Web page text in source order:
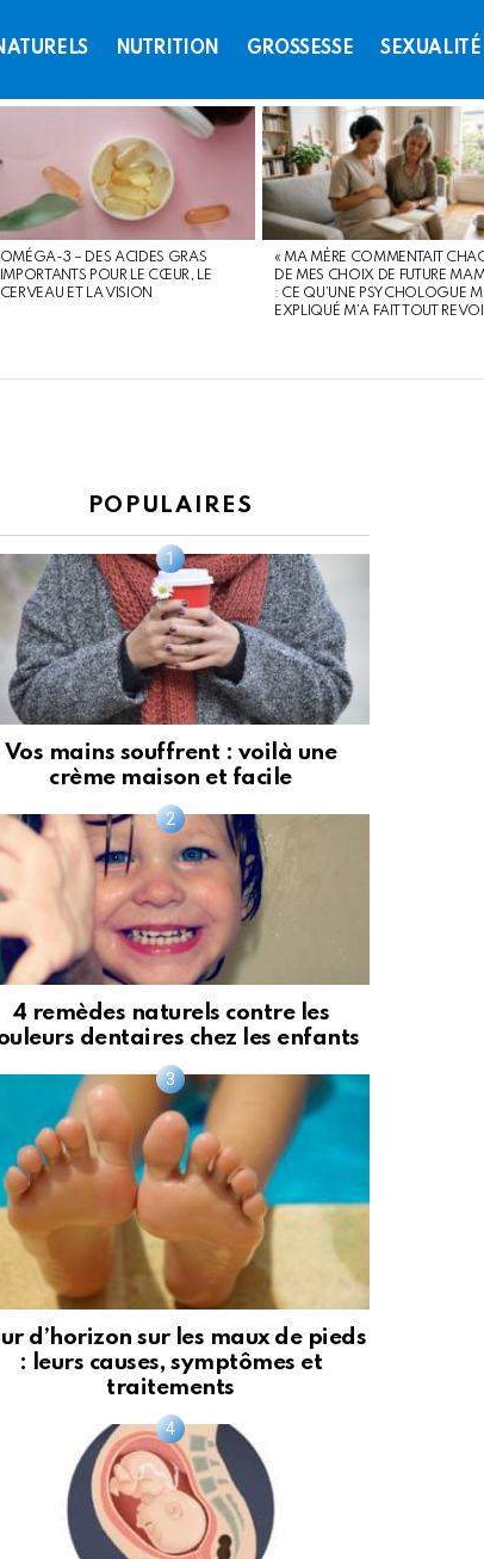
NUTRITION GROSSESSE SEXUALITÉ
OMÉGA-3 – DES ACIDES GRAS
IMPORTANTS POUR LE CŒUR, LE
CERVEAU ET LA VISION
« MA MÈRE COMMENTAIT
DE MES CHOIX DE FUTURE
: CE QU’UNE PSYCHOLOGUE
EXPLIQUÉ M’A FAIT TOUT
POPULAIRES
Vos mains souffrent : voilà une
crème maison et facile
4 remèdes naturels contre les
dentaires chez les enfants
d’horizon sur les maux de pieds
: leurs causes, symptômes et
traitements